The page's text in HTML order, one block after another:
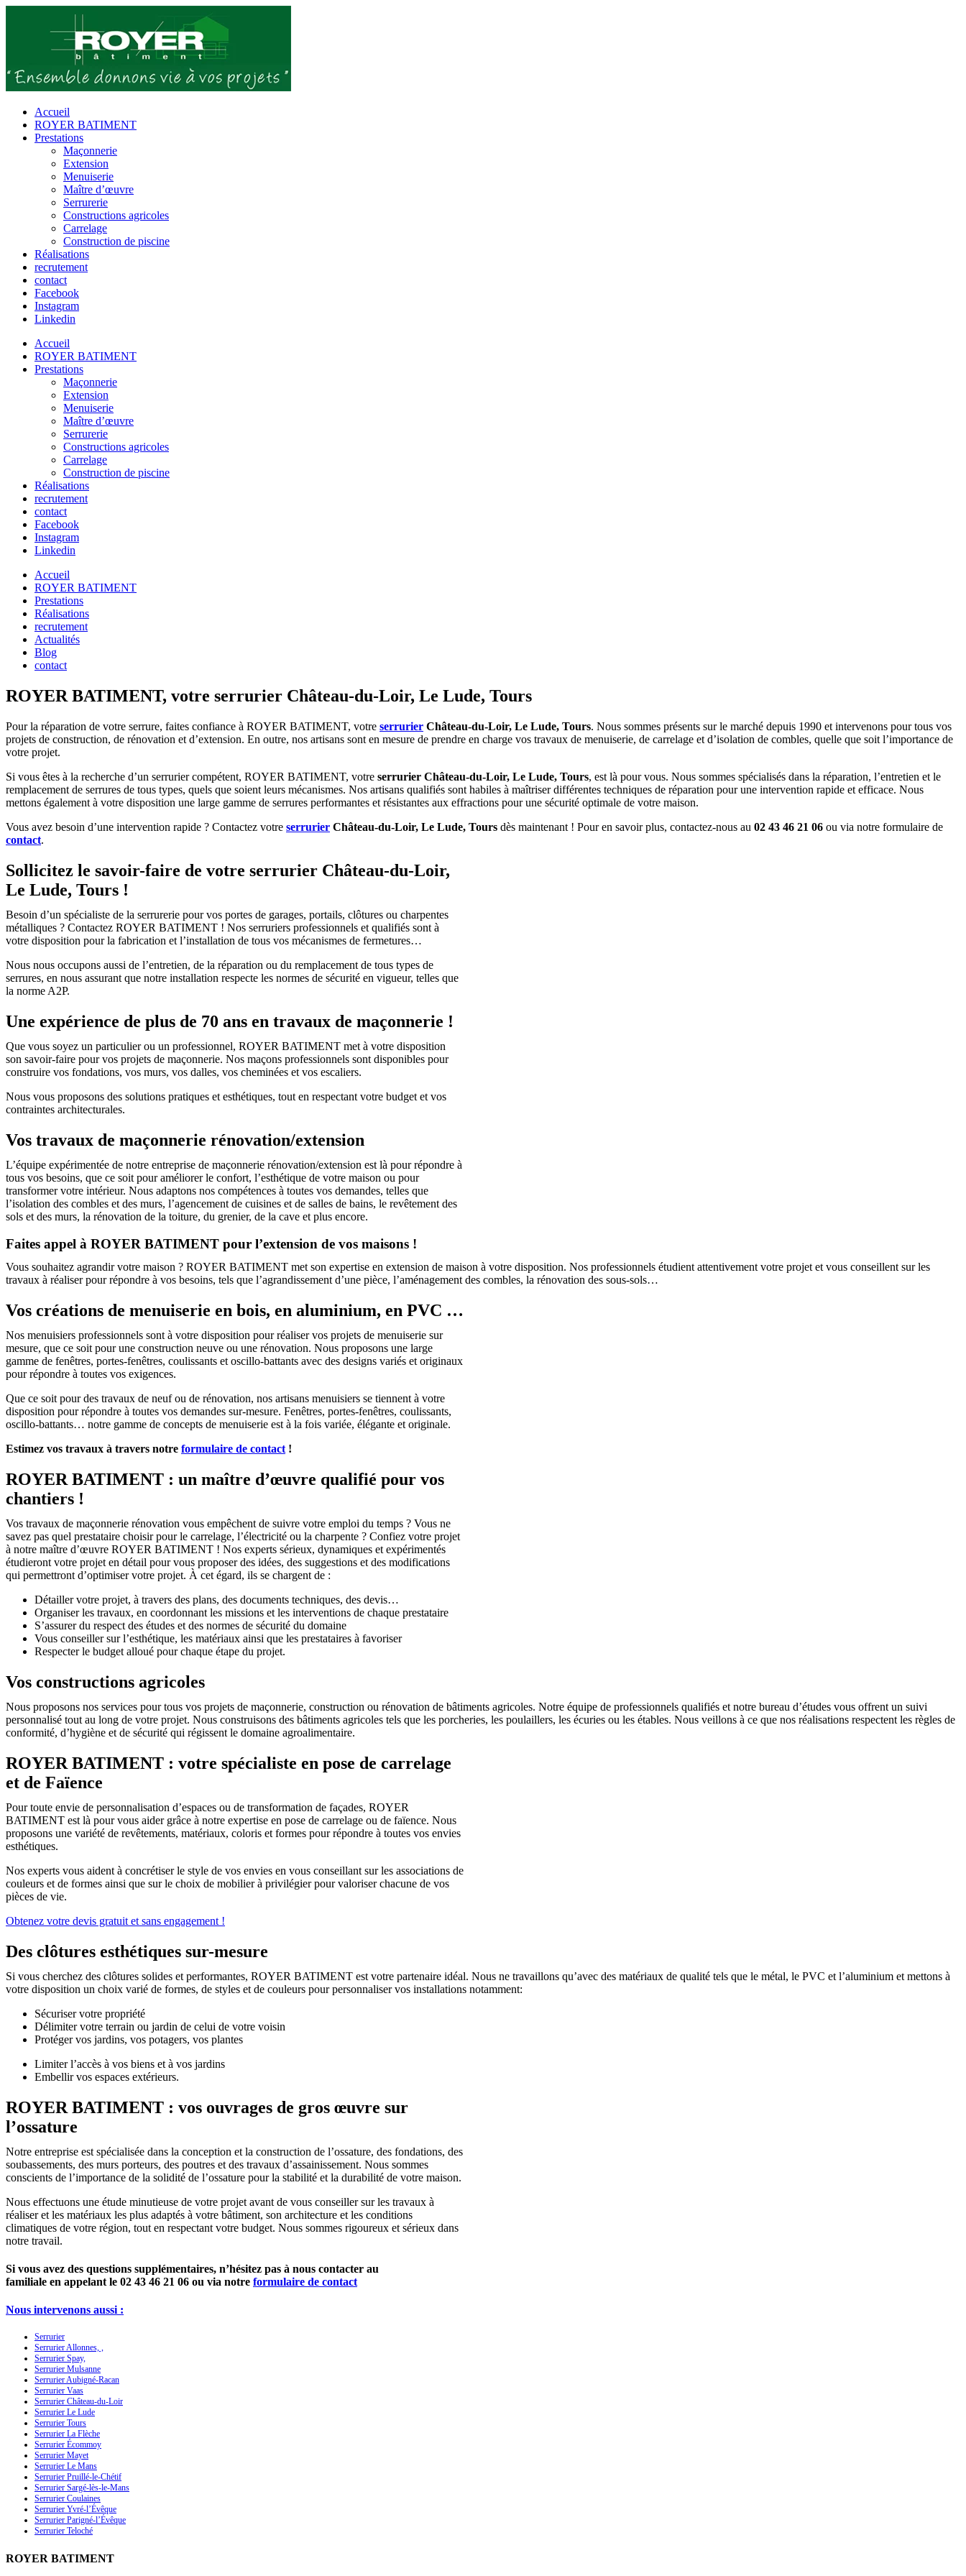
Accueil
ROYER BATIMENT
Prestations
Maçonnerie
Extension
Menuiserie
Maître d’œuvre
Serrurerie
Constructions agricoles
Carrelage
Construction de piscine
Réalisations
recrutement
contact
Facebook
Instagram
Linkedin
Accueil
ROYER BATIMENT
Prestations
Maçonnerie
Extension
Menuiserie
Maître d’œuvre
Serrurerie
Constructions agricoles
Carrelage
Construction de piscine
Réalisations
recrutement
contact
Facebook
Instagram
Linkedin
Accueil
ROYER BATIMENT
Prestations
Réalisations
recrutement
Actualités
Blog
contact
ROYER BATIMENT, votre serrurier Château-du-Loir, Le Lude, Tours
Pour la réparation de votre serrure, faites confiance à ROYER BATIMENT, votre serrurier Château-du-Loir, Le Lude, Tours. Nous sommes présents sur le marché depuis 1990 et intervenons pour tous vos
projets de construction, de rénovation et d’extension. En outre, nos artisans sont en mesure de prendre en charge vos travaux de menuiserie, de carrelage et d’isolation de combles, quelle que soit l’importance de
votre projet.
Si vous êtes à la recherche d’un serrurier compétent, ROYER BATIMENT, votre serrurier Château-du-Loir, Le Lude, Tours, est là pour vous. Nous sommes spécialisés dans la réparation, l’entretien et le
remplacement de serrures de tous types, quels que soient leurs mécanismes. Nos artisans qualifiés sont habiles à maîtriser différentes techniques de réparation pour une intervention rapide et efficace. Nous
mettons également à votre disposition une large gamme de serrures performantes et résistantes aux effractions pour une sécurité optimale de votre maison.
Vous avez besoin d’une intervention rapide ? Contactez votre serrurier Château-du-Loir, Le Lude, Tours dès maintenant ! Pour en savoir plus, contactez-nous au 02 43 46 21 06 ou via notre formulaire de
contact.
Sollicitez le savoir-faire de votre serrurier Château-du-Loir,
Le Lude, Tours !
Besoin d’un spécialiste de la serrurerie pour vos portes de garages, portails, clôtures ou charpentes
métalliques ? Contactez ROYER BATIMENT ! Nos serruriers professionnels et qualifiés sont à
votre disposition pour la fabrication et l’installation de tous vos mécanismes de fermetures…
Nous nous occupons aussi de l’entretien, de la réparation ou du remplacement de tous types de
serrures, en nous assurant que notre installation respecte les normes de sécurité en vigueur, telles que
la norme A2P.
Une expérience de plus de 70 ans en travaux de maçonnerie !
Que vous soyez un particulier ou un professionnel, ROYER BATIMENT met à votre disposition
son savoir-faire pour vos projets de maçonnerie. Nos maçons professionnels sont disponibles pour
construire vos fondations, vos murs, vos dalles, vos cheminées et vos escaliers.
Nous vous proposons des solutions pratiques et esthétiques, tout en respectant votre budget et vos
contraintes architecturales.
Vos travaux de maçonnerie rénovation/extension
L’équipe expérimentée de notre entreprise de maçonnerie rénovation/extension est là pour répondre à
tous vos besoins, que ce soit pour améliorer le confort, l’esthétique de votre maison ou pour
transformer votre intérieur. Nous adaptons nos compétences à toutes vos demandes, telles que
l’isolation des combles et des murs, l’agencement de cuisines et de salles de bains, le revêtement des
sols et des murs, la rénovation de la toiture, du grenier, de la cave et plus encore.
Faites appel à ROYER BATIMENT pour l’extension de vos maisons !
Vous souhaitez agrandir votre maison ? ROYER BATIMENT met son expertise en extension de maison à votre disposition. Nos professionnels étudient attentivement votre projet et vous conseillent sur les
travaux à réaliser pour répondre à vos besoins, tels que l’agrandissement d’une pièce, l’aménagement des combles, la rénovation des sous-sols…
Vos créations de menuiserie en bois, en aluminium, en PVC …
Nos menuisiers professionnels sont à votre disposition pour réaliser vos projets de menuiserie sur
mesure, que ce soit pour une construction neuve ou une rénovation. Nous proposons une large
gamme de fenêtres, portes-fenêtres, coulissants et oscillo-battants avec des designs variés et originaux
pour répondre à toutes vos exigences.
Que ce soit pour des travaux de neuf ou de rénovation, nos artisans menuisiers se tiennent à votre
disposition pour répondre à toutes vos demandes sur-mesure. Fenêtres, portes-fenêtres, coulissants,
oscillo-battants… notre gamme de concepts de menuiserie est à la fois variée, élégante et originale.
Estimez vos travaux à travers notre formulaire de contact !
ROYER BATIMENT : un maître d’œuvre qualifié pour vos
chantiers !
Vos travaux de maçonnerie rénovation vous empêchent de suivre votre emploi du temps ? Vous ne
savez pas quel prestataire choisir pour le carrelage, l’électricité ou la charpente ? Confiez votre projet
à notre maître d’œuvre ROYER BATIMENT ! Nos experts sérieux, dynamiques et expérimentés
étudieront votre projet en détail pour vous proposer des idées, des suggestions et des modifications
qui permettront d’optimiser votre projet. À cet égard, ils se chargent de :
Détailler votre projet, à travers des plans, des documents techniques, des devis…
Organiser les travaux, en coordonnant les missions et les interventions de chaque prestataire
S’assurer du respect des études et des normes de sécurité du domaine
Vous conseiller sur l’esthétique, les matériaux ainsi que les prestataires à favoriser
Respecter le budget alloué pour chaque étape du projet.
Vos constructions agricoles
Nous proposons nos services pour tous vos projets de maçonnerie, construction ou rénovation de bâtiments agricoles. Notre équipe de professionnels qualifiés et notre bureau d’études vous offrent un suivi
personnalisé tout au long de votre projet. Nous construisons des bâtiments agricoles tels que les porcheries, les poulaillers, les écuries ou les étables. Nous veillons à ce que nos réalisations respectent les règles de
conformité, d’hygiène et de sécurité qui régissent le domaine agroalimentaire.
ROYER BATIMENT : votre spécialiste en pose de carrelage
et de Faïence
Pour toute envie de personnalisation d’espaces ou de transformation de façades, ROYER
BATIMENT est là pour vous aider grâce à notre expertise en pose de carrelage ou de faïence. Nous
proposons une variété de revêtements, matériaux, coloris et formes pour répondre à toutes vos envies
esthétiques.
Nos experts vous aident à concrétiser le style de vos envies en vous conseillant sur les associations de
couleurs et de formes ainsi que sur le choix de mobilier à privilégier pour valoriser chacune de vos
pièces de vie.
Obtenez votre devis gratuit et sans engagement !
Des clôtures esthétiques sur-mesure
Si vous cherchez des clôtures solides et performantes, ROYER BATIMENT est votre partenaire idéal. Nous ne travaillons qu’avec des matériaux de qualité tels que le métal, le PVC et l’aluminium et mettons à
votre disposition un choix varié de formes, de styles et de couleurs pour personnaliser vos installations notamment:
Sécuriser votre propriété
Délimiter votre terrain ou jardin de celui de votre voisin
Protéger vos jardins, vos potagers, vos plantes
Limiter l’accès à vos biens et à vos jardins
Embellir vos espaces extérieurs.
ROYER BATIMENT : vos ouvrages de gros œuvre sur
l’ossature
Notre entreprise est spécialisée dans la conception et la construction de l’ossature, des fondations, des
soubassements, des murs porteurs, des poutres et des travaux d’assainissement. Nous sommes
conscients de l’importance de la solidité de l’ossature pour la stabilité et la durabilité de votre maison.
Nous effectuons une étude minutieuse de votre projet avant de vous conseiller sur les travaux à
réaliser et les matériaux les plus adaptés à votre bâtiment, son architecture et les conditions
climatiques de votre région, tout en respectant votre budget. Nous sommes rigoureux et sérieux dans
notre travail.
Si vous avez des questions supplémentaires, n’hésitez pas à nous contacter au
familiale en appelant le 02 43 46 21 06 ou via notre formulaire de contact
Nous intervenons aussi :
Serrurier
Serrurier Allonnes, ,
Serrurier Spay,
Serrurier Mulsanne
Serrurier Aubigné-Racan
Serrurier Vaas
Serrurier Château-du-Loir
Serrurier Le Lude
Serrurier Tours
Serrurier La Flèche
Serrurier Écommoy
Serrurier Mayet
Serrurier Le Mans
Serrurier Pruillé-le-Chétif
Serrurier Sargé-lès-le-Mans
Serrurier Coulaines
Serrurier Yvré-l’Évêque
Serrurier Parigné-l’Évêque
Serrurier Teloché
ROYER BATIMENT